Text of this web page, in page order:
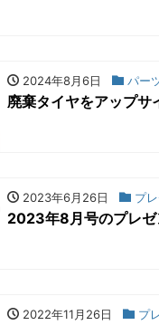
2024年8月6日 パー
廃棄タイヤをアップサ
2023年6月26日 プレ
2023年8月号のプレゼ
2022年11月26日 プ